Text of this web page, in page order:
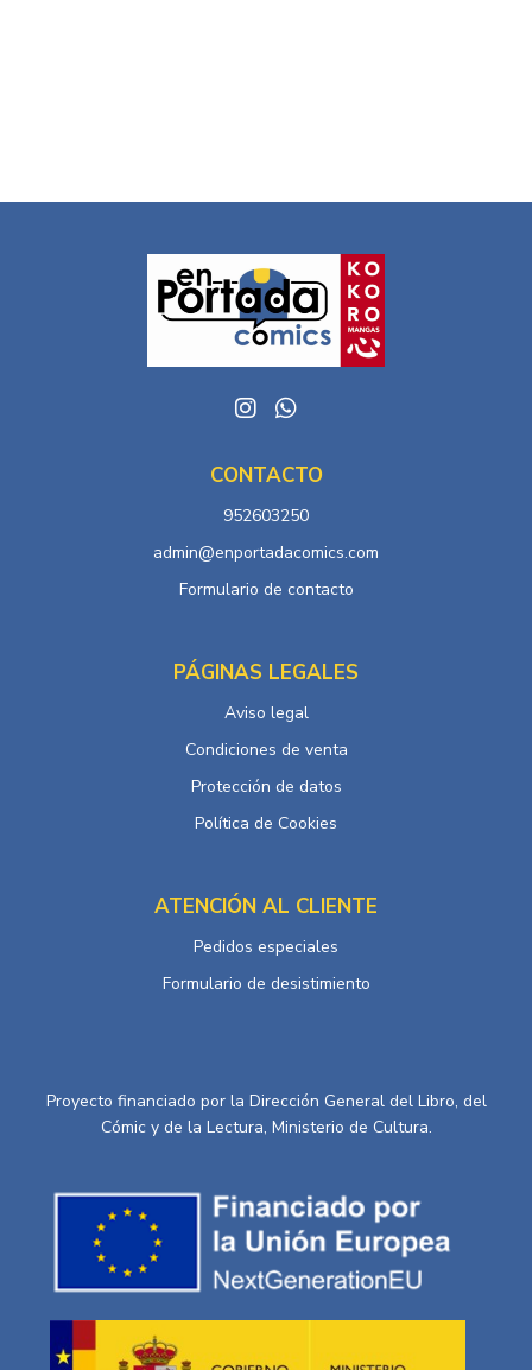
CONTACTO
952603250
admin@enportadacomics.com
Formulario de contacto
PÁGINAS LEGALES
Aviso legal
Condiciones de venta
Protección de datos
Política de Cookies
ATENCIÓN AL CLIENTE
Pedidos especiales
Formulario de desistimiento
Proyecto financiado por la Dirección General del Libro, del
Cómic y de la Lectura, Ministerio de Cultura.